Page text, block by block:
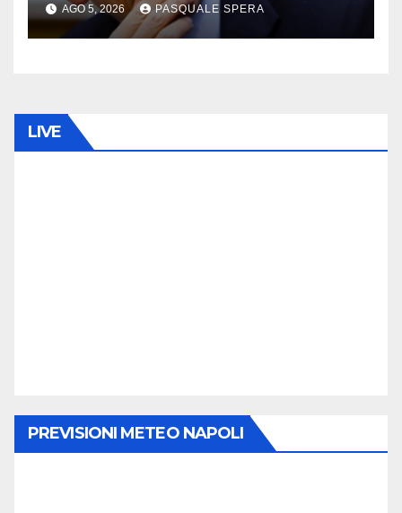
AGO 5, 2026 PASQUALE SPERA
LIVE
PREVISIONI METEO NAPOLI